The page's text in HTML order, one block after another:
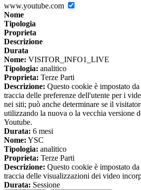
www.youtube.com
Nome
Tipologia
Proprieta
Descrizione
Durata
Nome: VISITOR_INFO1_LIVE
Tipologia: analitico
Proprieta: Terze Parti
Descrizione: Questo cookie è impostato
traccia delle preferenze dell'utente per i
nei siti; può anche determinare se il
utilizzando la nuova o la vecchia versione
Youtube.
Durata: 6 mesi
Nome: YSC
Tipologia: analitico
Proprieta: Terze Parti
Descrizione: Questo cookie è impostato
traccia delle visualizzazioni dei video
Durata: Sessione